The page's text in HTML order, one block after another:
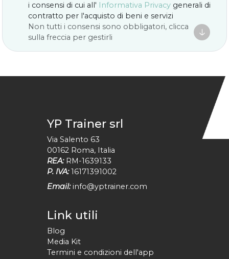
i consensi di cui all' Informativa Privacy generali di
contratto per l'acquisto di beni e servizi
Non tutti i consensi sono obbligatori, clicca
sulla freccia per gestirli

YP Trainer srl
Via Salento 63
00162 Roma, Italia
REA: RM-1639133
P. IVA: 16171391002
Email: info@yptrainer.com
Link utili
Blog
Media Kit
Termini e condizioni dell'app